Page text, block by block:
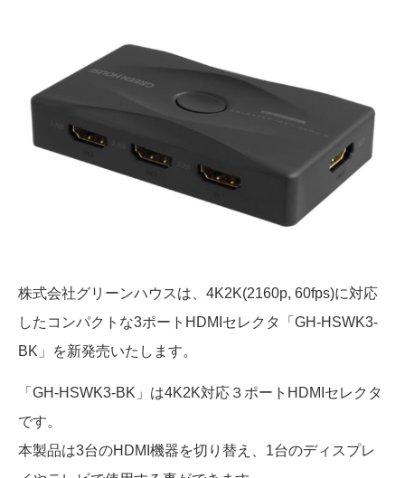
株式会社グリーンハウスは、4K2K(2160p, 60fps)に対応
したコンパクトな3ポートHDMIセレクタ「GH-HSWK3-
BK」を新発売いたします。
「GH-HSWK3-BK」は4K2K対応３ポートHDMIセレクタ
です。
本製品は3台のHDMI機器を切り替え、1台のディスプレ